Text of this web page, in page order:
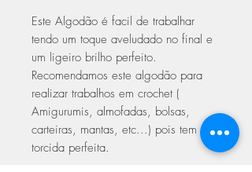
Este Algodão é facil de trabalhar
tendo um toque aveludado no final e
um ligeiro brilho perfeito.
Recomendamos este algodão para
realizar trabalhos em crochet (
Amigurumis, almofadas, bolsas,
carteiras, mantas, etc...) pois tem a
torcida perfeita.